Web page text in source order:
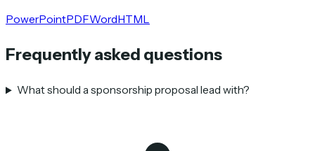
PowerPointPDFWordHTML
Frequently asked questions
What should a sponsorship proposal lead with?